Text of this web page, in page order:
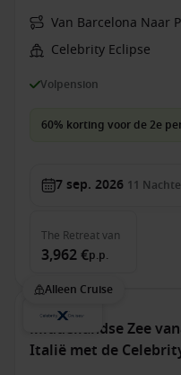
Van Barcelona Naar
Celebrity Eclipse
Volpension
60% korting voor de 2e
7 sep. 2026 11
The Retreatvan
3,962 €p.p.
Alleen Cruise
Middellandse Zee
Italië met de